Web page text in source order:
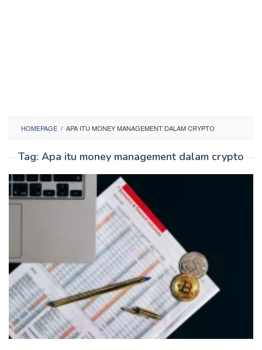
HOMEPAGE / APA ITU MONEY MANAGEMENT DALAM CRYPTO
Tag: Apa itu money management dalam crypto